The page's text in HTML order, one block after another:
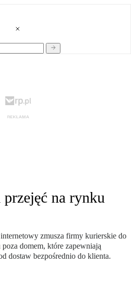
na rynku
zmusza firmy kurierskie do
domem, które zapewniają
dostaw bezpośrednio do klienta.